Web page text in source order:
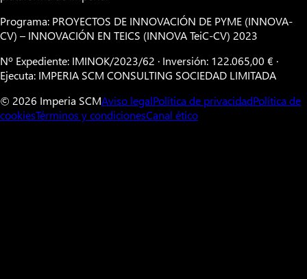
Programa: PROYECTOS DE INNOVACIÓN DE PYME (INNOVA-
CV) – INNOVACIÓN EN TEICS (INNOVA TeiC-CV) 2023
Nº Expediente: IMINOK/2023/62 · Inversión: 122.065,00 € ·
Ejecuta: IMPERIA SCM CONSULTING SOCIEDAD LIMITADA
© 2026 Imperia SCMAviso legalPolítica de privacidadPolítica de
cookiesTérminos y condicionesCanal ético